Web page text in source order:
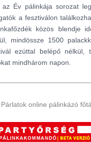
az Év pálinkája sorozat
a fesztiválon
közös blendje
mindössze 1500
ezúttal belépő nélkül,
mindhárom napon.
online pálinkázó